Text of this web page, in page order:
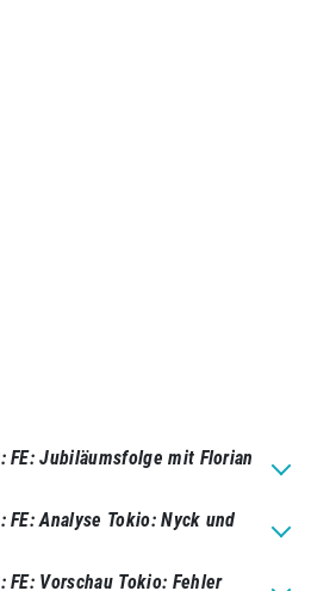
FE: Jubiläumsfolge mit Florian
FE: Analyse Tokio: Nyck und
FE: Vorschau Tokio: Fehler